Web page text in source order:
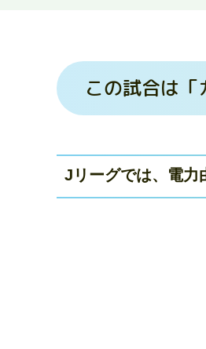
この試合は「
Jリーグでは、電力